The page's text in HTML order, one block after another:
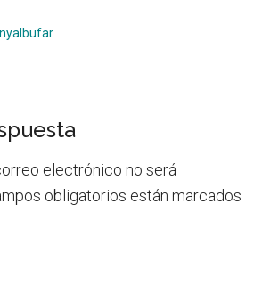
electrónico no será
obligatorios están marcados